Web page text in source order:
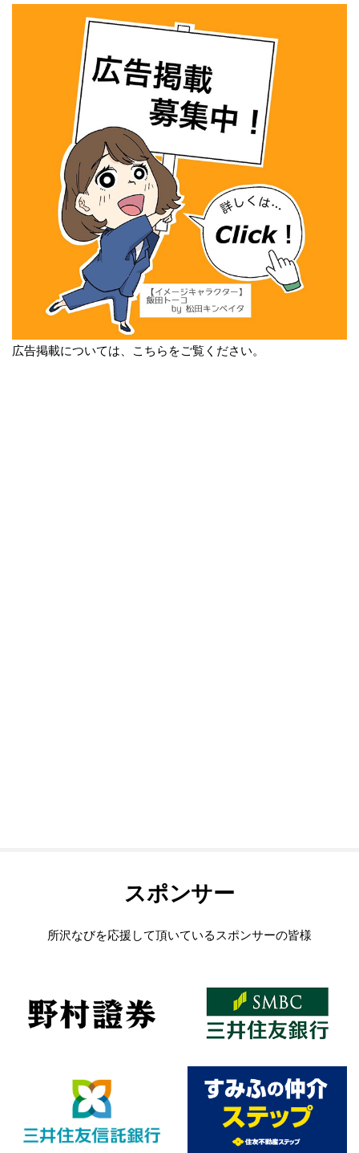
広告掲載については、こちらをご覧ください。
スポンサー
所沢なびを応援して頂いているスポンサーの皆様